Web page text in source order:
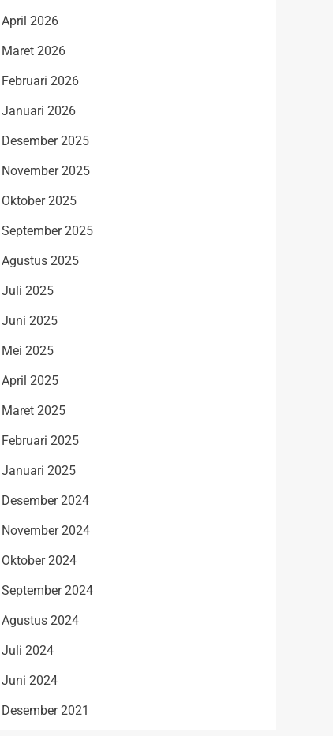
April 2026
Maret 2026
Februari 2026
Januari 2026
Desember 2025
November 2025
Oktober 2025
September 2025
Agustus 2025
Juli 2025
Juni 2025
Mei 2025
April 2025
Maret 2025
Februari 2025
Januari 2025
Desember 2024
November 2024
Oktober 2024
September 2024
Agustus 2024
Juli 2024
Juni 2024
Desember 2021